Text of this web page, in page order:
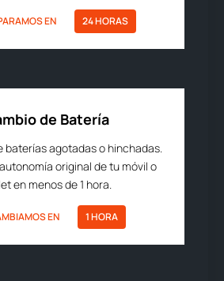
EN 24 HORAS
de Batería
baterías agotadas o hinchadas.
original de tu móvil o
en menos de 1 hora.
EN 1 HORA